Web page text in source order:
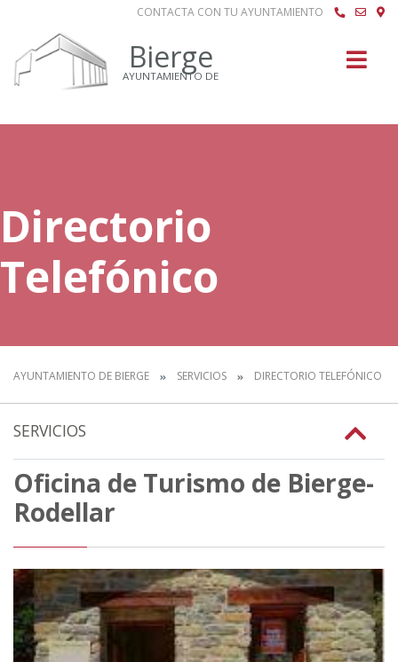
CONTACTA CON TU AYUNTAMIENTO
Bierge
AYUNTAMIENTO DE
Directorio
Telefónico
AYUNTAMIENTO DE BIERGE SERVICIOS DIRECTORIO TELEFÓNICO
SERVICIOS
Oficina de Turismo de Bierge-
Rodellar